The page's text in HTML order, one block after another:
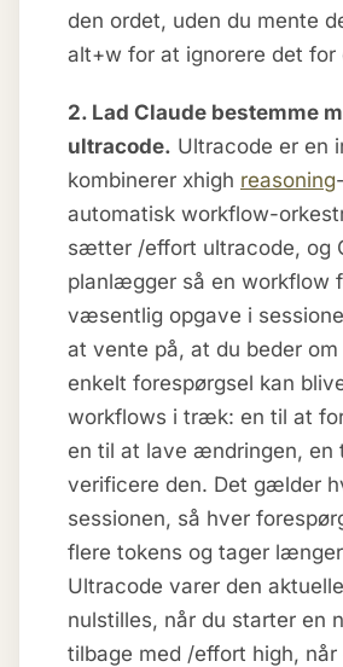
den ordet, uden du mente
alt+w for at ignorere det for
2. Lad Claude bestemme
ultracode. Ultracode er en
kombinerer xhigh reasoning
automatisk workflow-
sætter /effort ultracode, og
planlægger så en workflow
væsentlig opgave i
at vente på, at du beder om
enkelt forespørgsel kan
workflows i træk: en til at
en til at lave ændringen, en
verificere den. Det gælder
sessionen, så hver
flere tokens og tager
Ultracode varer den
nulstilles, når du starter en
tilbage med /effort high, når